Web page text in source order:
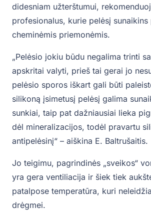
didesniam užterštumui,
profesionalus, kurie pelėsį sunaikins
cheminėmis priemonėmis.
„Pelėsio jokiu būdu negalima trinti
apskritai valyti, prieš tai gerai jo
pelėsio sporos iškart gali būti
silikoną įsimetusį pelėsį galima
sunkiai, taip pat dažniausiai lieka
dėl mineralizacijos, todėl pravartu
antipelėsinį“ – aiškina E. Baltrušaitis.
Jo teigimu, pagrindinės „sveikos“
yra gera ventiliacija ir šiek tiek
patalpose temperatūra, kuri
drėgmei.